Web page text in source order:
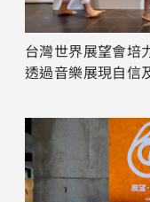
台灣世界展望會培
透過音樂展現自信